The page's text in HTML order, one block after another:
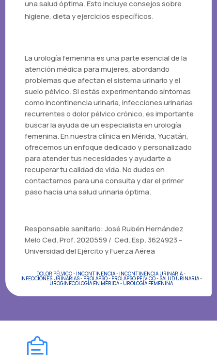
una salud óptima. Esto incluye consejos sobre
higiene, dieta y ejercicios específicos.
La urología femenina es una parte esencial de la
atención médica para mujeres, abordando
problemas que afectan el sistema urinario y el
suelo pélvico. Si estás experimentando síntomas
como incontinencia urinaria, infecciones urinarias
recurrentes o dolor pélvico crónico, es importante
buscar la ayuda de un especialista en urología
femenina. En nuestra clínica en Mérida, Yucatán,
ofrecemos un enfoque dedicado y personalizado
para atender tus necesidades y ayudarte a
recuperar tu calidad de vida. No dudes en
contactarnos para una consulta y dar el primer
paso hacia una salud urinaria óptima.
Responsable sanitario: José Rubén Hernández
Melo Ced. Prof. 2020559 / Ced. Esp. 3624923 –
Universidad del Ejército y Fuerza Aérea
DOLOR PÉLVICO- INCONTINENCIA- INCONTINENCIA URINARIA-
INFECCIONES URINARIAS- PROLAPSO- PROLAPSO PÉLVICO- SALUD URINARIA-
UROGINECOLOGÍA EN MÉRIDA- UROLOGÍA FEMENINA